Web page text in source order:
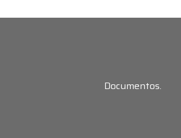
Documentos.